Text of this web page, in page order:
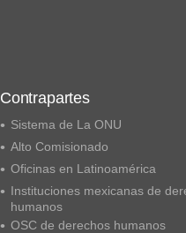
Contrapartes
Sistema de La ONU
Alto Comisionado
Oficinas en Latinoamérica
Instituciones mexicanas de
humanos
OSC de derechos humanos